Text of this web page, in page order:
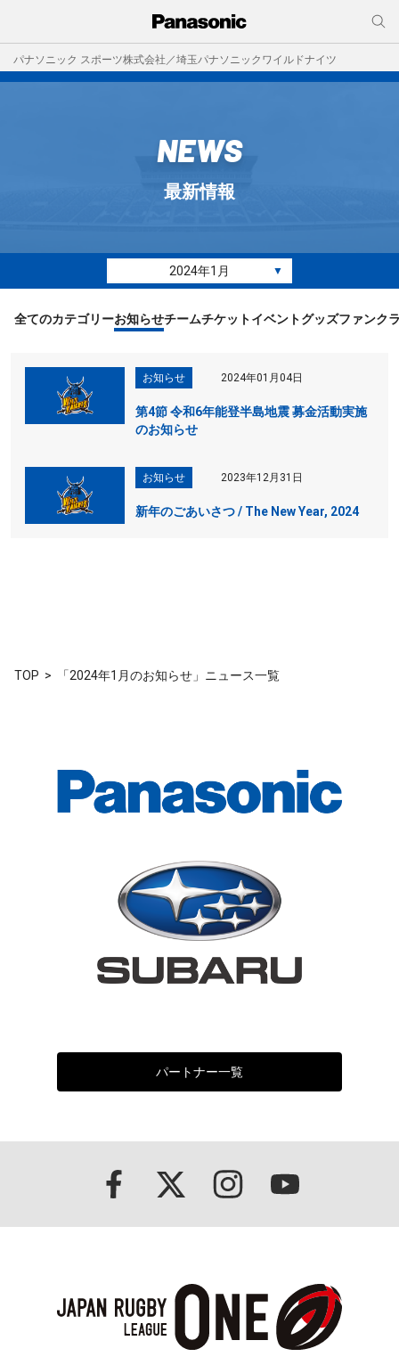
パナソニック スポーツ株式会社／埼玉パナソニックワイルドナイツ
NEWS
最新情報
2024年1月 ▼
全てのカテゴリーお知らせチームチケットイベントグッズファンク
お知らせ 2024年01月04日
第4節 令和6年能登半島地震 募金活動実施
のお知らせ
お知らせ 2023年12月31日
新年のごあいさつ / The New Year, 2024
TOP 「2024年1月のお知らせ」ニュース一覧
パートナー一覧